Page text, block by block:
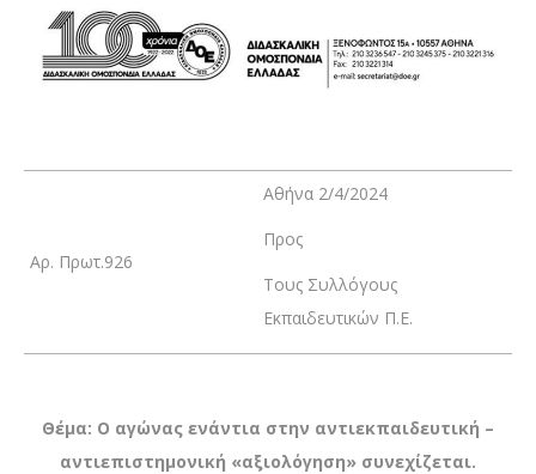
Αρ. Πρωτ.926
Αθήνα 2/4/2024
Προς
Τους Συλλόγους
Εκπαιδευτικών Π.Ε.
Θέμα: Ο αγώνας ενάντια στην αντιεκπαιδευτική –
αντιεπιστημονική «αξιολόγηση» συνεχίζεται.